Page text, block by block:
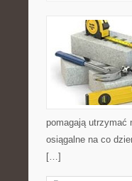
pomagają utrzymać
osiągalne na co
[…]